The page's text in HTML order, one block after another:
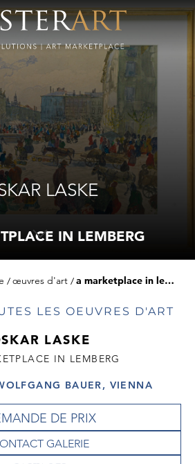
LASKE
IN LEMBERG
œuvres d'art a marketplace in lemberg
LES OEUVRES D'ART
LASKE
IN LEMBERG
BAUER, VIENNA
DE PRIX
GALERIE